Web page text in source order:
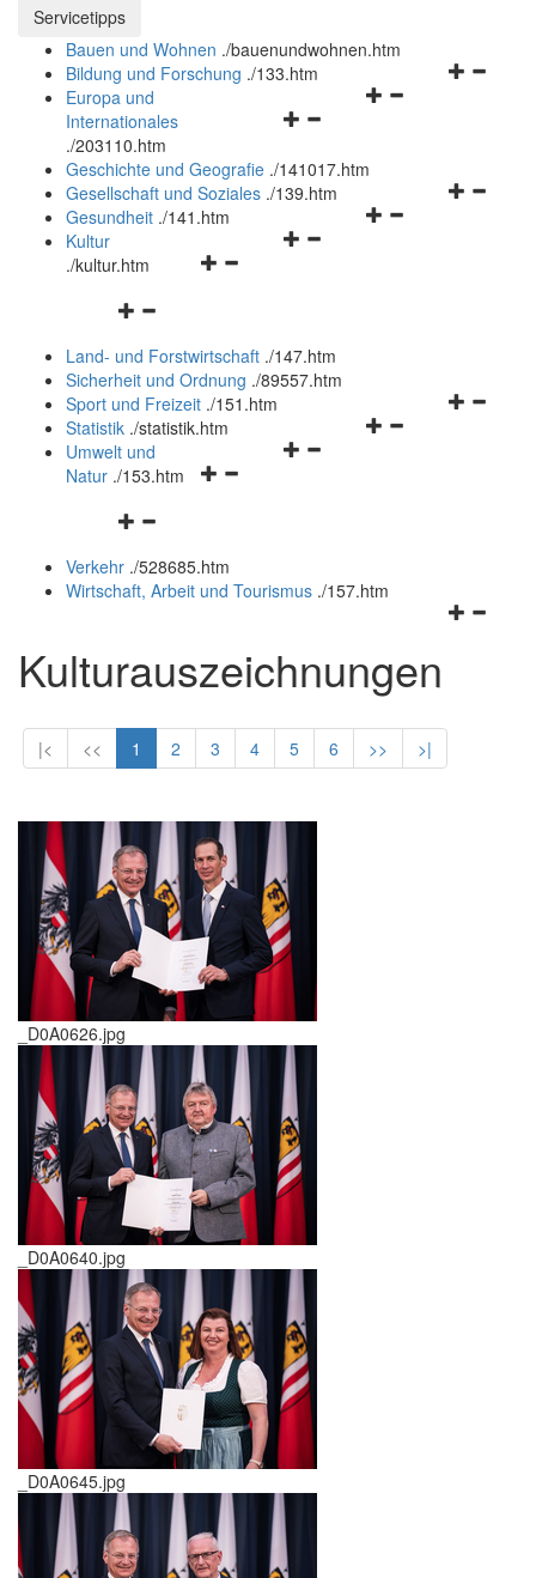
Servicetipps öffnen und schließen
Servicetipps
Bauen und Wohnen ./bauenundwohnen.htm
Navigationsmenü
schließen
Bildung und Forschung ./133.htm
Navigationsmenü
und
schließen
Europa und
Internationales
./203110.htm
Geschichte und Geografie ./141017.htm
Navigationsmenü
Gesellschaft und Soziales ./139.htm
Navigationsmenü
Gesundheit ./141.htm
Navigationsmenü
Kultur
./kultur.htm
Navigationsmenü
und
schließen
Land- und Forstwirtschaft ./147.htm
Sicherheit und Ordnung ./89557.htm
Navigationsmenü
Sport und Freizeit ./151.htm
Navigationsmenü
Statistik ./statistik.htm
Navigationsmenü
Umwelt und
Natur ./153.htm
Navigationsmenü
und
schließen
Verkehr ./528685.htm
Wirtschaft, Arbeit und Tourismus ./157.htm
Kulturauszeichnungen
|< << 1 2 3 4 5 6 >> >|
_D0A0626.jpg
_D0A0640.jpg
_D0A0645.jpg